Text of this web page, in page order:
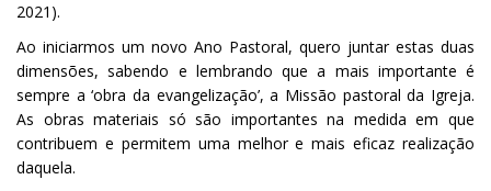
2021).
Ao iniciarmos um novo Ano Pastoral, quero juntar estas duas
dimensões, sabendo e lembrando que a mais importante é
sempre a ‘obra da evangelização’, a Missão pastoral da Igreja.
As obras materiais só são importantes na medida em que
contribuem e permitem uma melhor e mais eficaz realização
daquela.